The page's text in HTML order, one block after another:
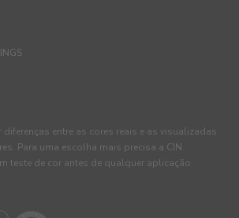
entre as cores reais e as visualizadas
Para uma escolha mais precisa a CIN
teste de cor antes de qualquer aplicação.